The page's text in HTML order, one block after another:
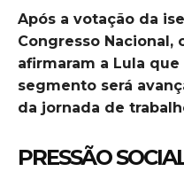
Após a votação da
Congresso Nacional,
afirmaram a Lula
segmento será
da jornada de
PRESSÃO